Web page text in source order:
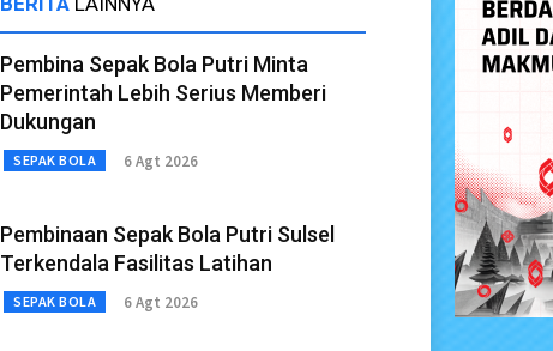
Pembina Sepak Bola Putri Minta
Pemerintah Lebih Serius Memberi
Dukungan
SEPAK BOLA 6 Agt 2026
Pembinaan Sepak Bola Putri Sulsel
Terkendala Fasilitas Latihan
SEPAK BOLA 6 Agt 2026